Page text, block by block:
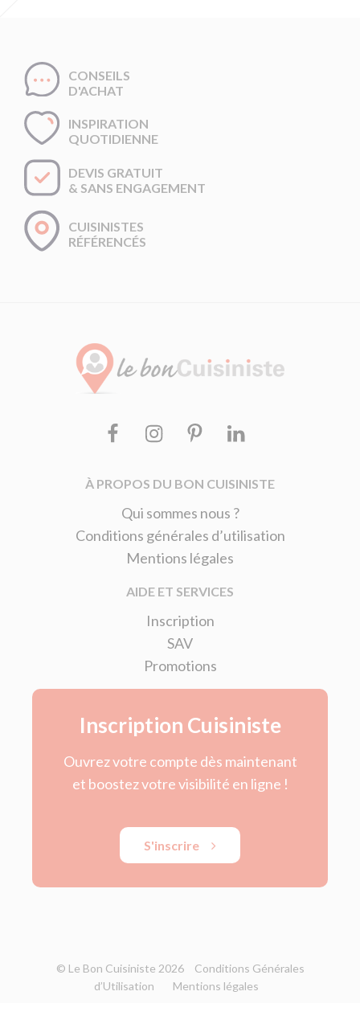
CONSEILS
D'ACHAT
INSPIRATION
QUOTIDIENNE
DEVIS GRATUIT
& SANS ENGAGEMENT
CUISINISTES
RÉFÉRENCÉS
FacebookInstagramPinterestLinkedin
À PROPOS DU BON CUISINISTE
Qui sommes nous ?
Conditions générales d’utilisation
Mentions légales
AIDE ET SERVICES
Inscription
SAV
Promotions
Inscription Cuisiniste
Ouvrez votre compte dès maintenant
et boostez votre visibilité en ligne !
S'inscrire
© Le Bon Cuisiniste 2026
Conditions Générales
d’Utilisation
Mentions légales